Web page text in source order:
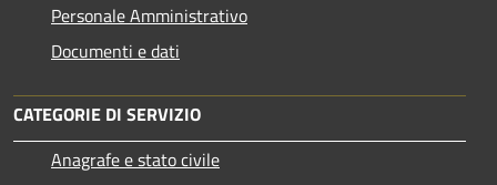
Personale Amministrativo
Documenti e dati
CATEGORIE DI SERVIZIO
Anagrafe e stato civile